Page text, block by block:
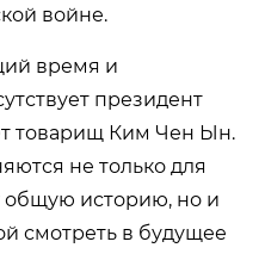
войне.
время и
президент
товарищ Ким Чен Ын.
не только для
общую историю, но и
смотреть в будущее